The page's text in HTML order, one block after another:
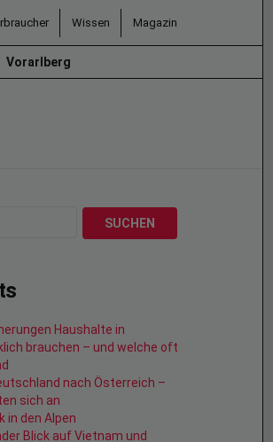
Wissen Magazin
Vorarlberg
SUCHEN
Haushalte in
brauchen – und welche oft
nach Österreich –
sich an
in den Alpen
Blick auf Vietnam und